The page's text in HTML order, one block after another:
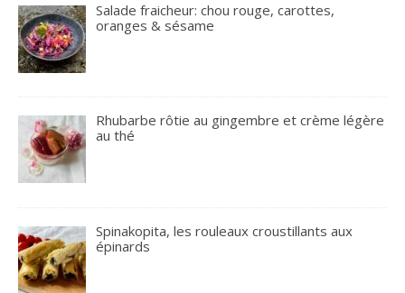
Salade fraicheur: chou rouge, carottes,
oranges & sésame
Rhubarbe rôtie au gingembre et crème légère
au thé
Spinakopita, les rouleaux croustillants aux
épinards